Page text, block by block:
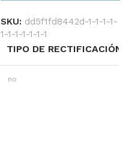
SKU: dd5f1fd8442d-1-1-1-1-
1-1-1-1-1-1-1
TIPO DE RECTIFICACIÓN
no